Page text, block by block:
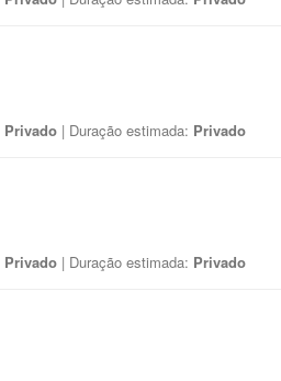
Privado | Duração estimada: Privado
Privado | Duração estimada: Privado